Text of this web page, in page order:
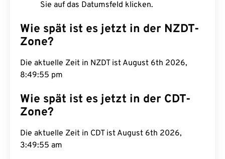
Sie auf das Datumsfeld klicken.
Wie spät ist es jetzt in der NZDT-
Zone?
Die aktuelle Zeit in NZDT ist August 6th 2026,
8:49:56 pm
Wie spät ist es jetzt in der CDT-
Zone?
Die aktuelle Zeit in CDT ist August 6th 2026,
3:49:56 am